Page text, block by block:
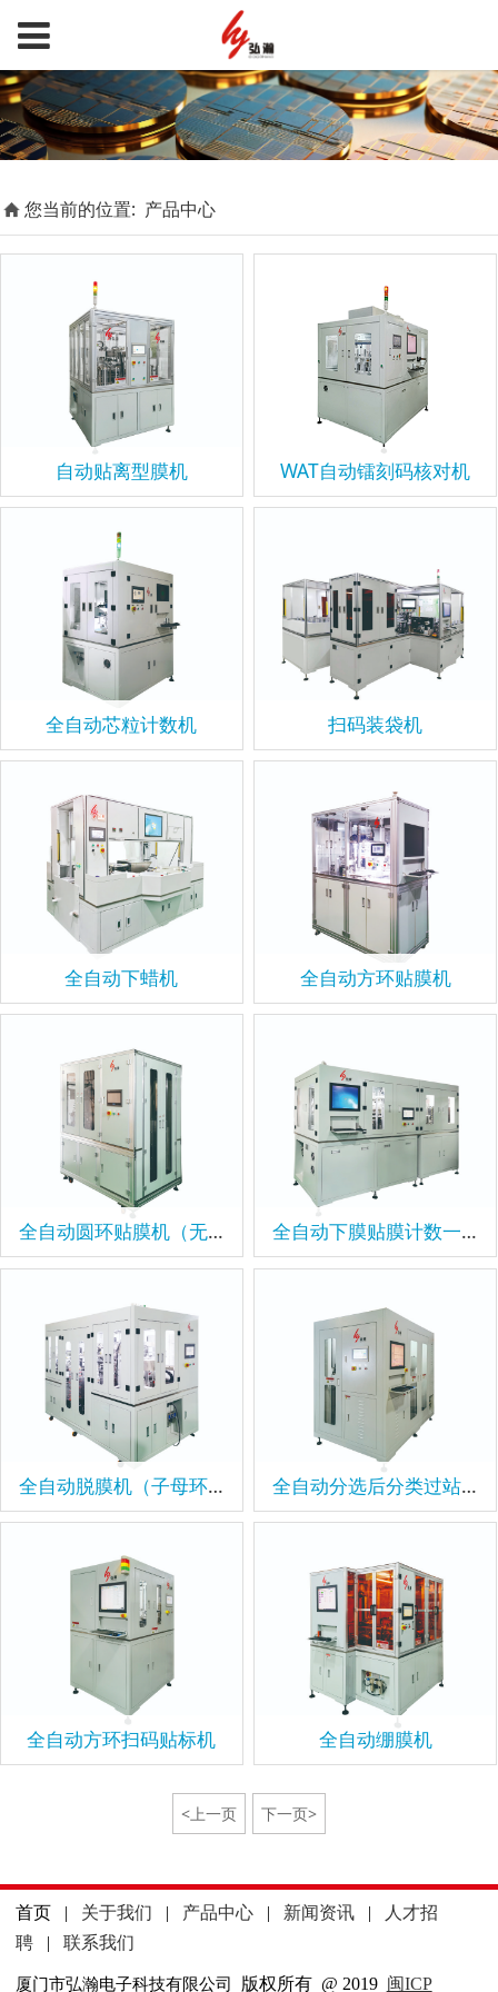
您当前的位置: 产品中心
自动贴离型膜机 WAT自动镭刻码核对机
全自动芯粒计数机 扫码装袋机
全自动下蜡机 全自动方环贴膜机
全自动圆环贴膜机（无膜耗） 全自动下膜贴膜计数一体机
全自动脱膜机（子母环、小铁环） 全自动分选后分类过站机
全自动方环扫码贴标机 全自动绷膜机
<上一页 下一页>
首页| 关于我们 | 产品中心| 新闻资讯|
人才招
聘| 联系我们
厦门市弘瀚电子科技有限公司 版权所有 @ 2019 闽ICP